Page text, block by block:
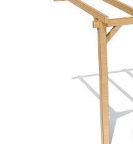
FERMETURE DE TERRASSE
COUSSIN ET RIDEAU
HOUSSE ET SAC SUR-